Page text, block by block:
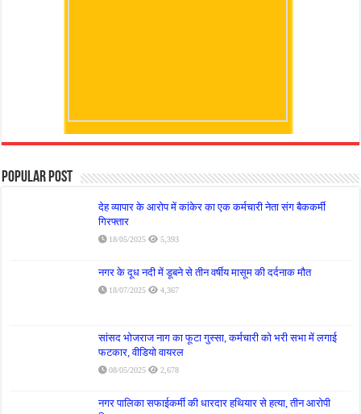
Popular Post
देह व्यापार के आरोप में कांकेर का एक कर्मचारी नेता संग बैककर्मी
गिरफ्तार
18/05/2025 5,393
नगर के दूध नदी में डूबने से तीन वर्षीय मासूम की दर्दनाक मौत
18/07/2025 4,367
सांसद भोजराज नाग का फूटा गुस्सा, कर्मचारी को भरी सभा में लगाई
फटकार, वीडियो वायरल
08/05/2025 2,678
नगर पालिका सफाईकर्मी की धारदार हथियार से हत्या, तीन आरोपी